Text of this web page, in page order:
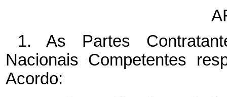
1. As Partes
Nacionais Competentes
Acordo: